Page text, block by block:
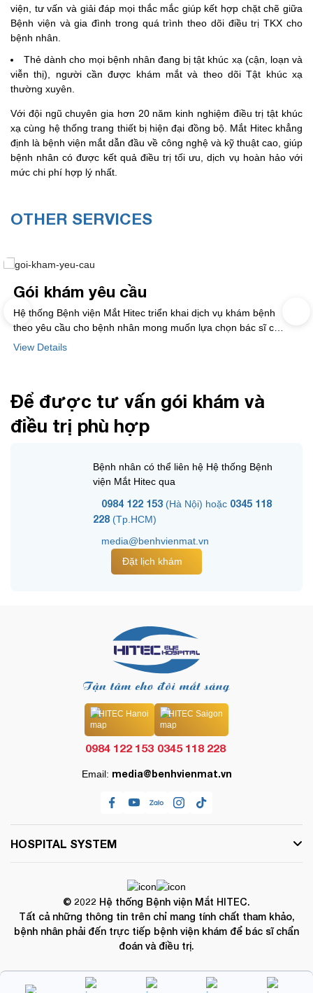
viện, tư vấn và giải đáp mọi thắc mắc giúp kết hợp chặt chẽ giữa
Bệnh viện và gia đình trong quá trình theo dõi điều trị TKX cho
bệnh nhân.
Thẻ dành cho mọi bệnh nhân đang bị tật khúc xạ (cận, loạn và
viễn thị), người cần được khám mắt và theo dõi Tật khúc xạ
thường xuyên.
Với đội ngũ chuyên gia hơn 20 năm kinh nghiệm điều trị tật khúc
xạ cùng hệ thống trang thiết bị hiện đại đồng bộ. Mắt Hitec khẳng
định là bệnh viện mắt dẫn đầu về công nghệ và kỹ thuật cao, giúp
bệnh nhân có được kết quả điều trị tối ưu, dịch vụ hoàn hảo với
mức chi phí hợp lý nhất.
OTHER SERVICES
Gói khám yêu cầu
Hệ thống Bệnh viện Mắt Hitec triển khai dịch vụ khám bệnh
theo yêu cầu cho bệnh nhân mong muốn lựa chọn bác sĩ có
chuyên môn giỏi khám cho mình tại phòng khám yêu
View Details
Để được tư vấn gói khám và
điều trị phù hợp
Bệnh nhân có thể liên hệ Hệ thống Bệnh
viện Mắt Hitec qua
0984 122 153 (Hà Nội) hoặc 0345 118
228 (Tp.HCM)
media@benhvienmat.vn
Đặt lịch khám
HITEC Hanoi
0984 122 153
HITEC Saigon
0345 118 228
Email: media@benhvienmat.vn
HOSPITAL SYSTEM
© 2022 Hệ thống Bệnh viện Mắt HITEC.
Tất cả những thông tin trên chỉ mang tính chất tham khảo,
bệnh nhân phải đến trực tiếp bệnh viện khám để bác sĩ chẩn
đoán và điều trị.